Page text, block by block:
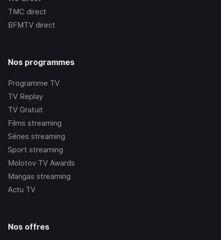
TMC direct
BFMTV direct
Nos programmes
Programme TV
TV Replay
TV Gratuit
Films streaming
Séries streaming
Sport streaming
Molotov TV Awards
Mangas streaming
Actu TV
Nos offres